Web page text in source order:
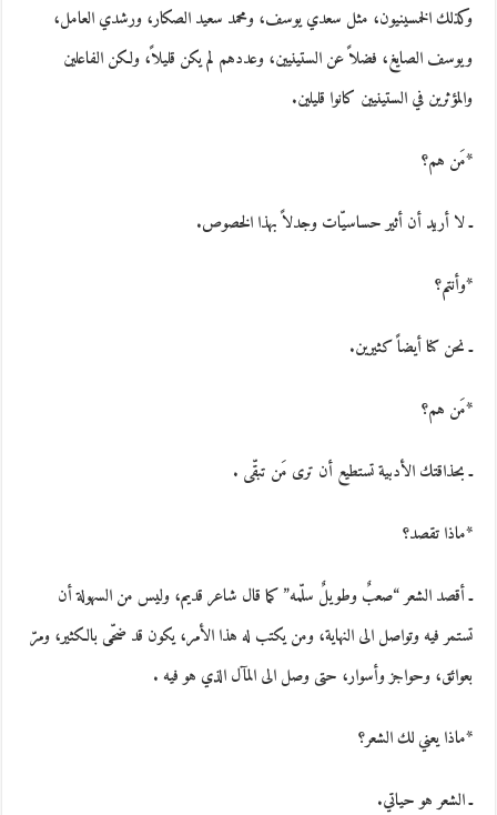
وكذلك الخمسينيون، مثل سعدي يوسف، ومحمد سعيد الصكار، ورشدي العامل،
ويوسف الصايغ، فضلاً عن الستينيين، وعددهم لم يكن قليلاً، ولكن الفاعلين
والمؤثرين في الستينيين كانوا قليلين.
*مَن هم؟
ـ لا أريد أن أثير حساسيّات وجدلاً بهذا الخصوص.
*وأنتم؟
ـ نحن كنا أيضاً كثيرين.
*مَن هم؟
ـ بحذاقتك الأدبية تستطيع أن ترى مَن تبقّى .
*ماذا تقصد؟
ـ أقصد الشعر “صعبٌ وطويلٌ سلّمه” كما قال شاعر قديم، وليس من السهولة أن
تستمر فيه وتواصل الى النهاية، ومن يكتب له هذا الأمر، يكون قد ضحّى بالكثير، ومرّ
بعوائق، وحواجز وأسوار، حتى وصل الى المآل الذي هو فيه .
*ماذا يعني لك الشعر؟
ـ الشعر هو حياتي.